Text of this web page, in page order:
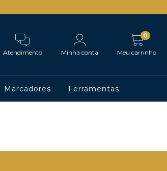
Atendimento Minha conta Meu carrinho
0
Marcadores Ferramentas